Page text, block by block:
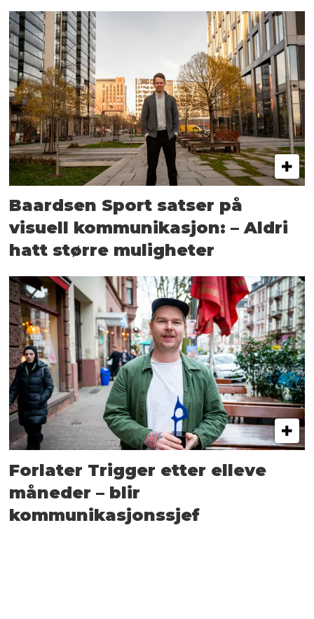
Baardsen Sport satser på
visuell kommunikasjon: – Aldri
hatt større muligheter
Forlater Trigger etter elleve
måneder – blir
kommunikasjonssjef